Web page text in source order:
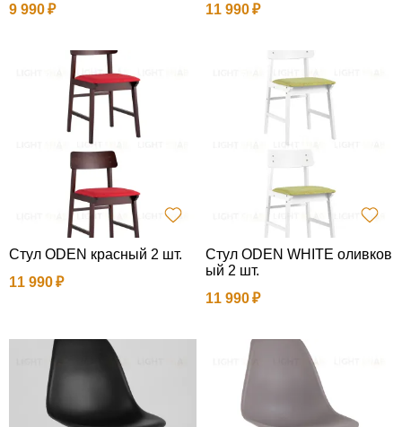
9 990
11 990
Стул ODEN красный 2 шт.
11 990
Стул ODEN WHITE оливков
ый 2 шт.
11 990